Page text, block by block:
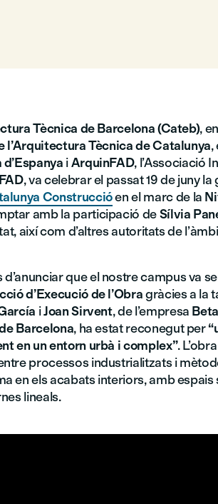
Tècnica de Barcelona (Cateb),
l’Arquitectura Tècnica de Catalunya,
iArquinFAD, l’Associació
FAD, va celebrar el passat 19 de juny
Construccióen el marc de la
amb la participació deSílvia
així com d’altres autoritats de
que el nostre campus va
d’Execució de l’Obragràcies a la
iJoan Sirvent, de l’empresa
Barcelona, ha estat reconegut per
en un entorn urbà i complex”.
processos industrialitzats i
en els acabats interiors, amb
lineals.